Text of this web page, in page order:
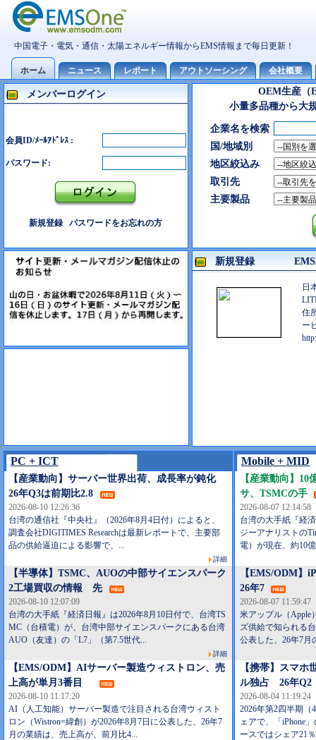
メンバーログイン
会員ID/ﾒｰﾙｱﾄﾞﾚｽ :
パスワード:
新規登録 パスワードをお忘れの方
OEM生産（
小量多品種から大
企業名を検索
国/地域別
地区絞込み
取引先
主要製品
新規登録 EMS/
日
住
ー
PC + ICT
【産業動向】サーバー世界出荷、成長率が鈍化
26年Q3は前期比2.8
2026-08-10 12:26:36
台湾の通信社『中央社』（2026年8月4日付）によると、
調査会社DIGITIMES Researchは最新レポートで、主要部
品の供給逼迫による影響で、...
詳細
【半導体】TSMC、AUOの中部サイエンスパーク
2工場買収の情報 先
2026-08-10 12:07:09
台湾の大手紙『経済日報』は2026年8月10日付で、台湾TS
MC（台積電）が、台湾中部サイエンスパークにある台湾
AUO（友達）の「L7」（第7.5世代...
詳細
【EMS/ODM】AIサーバー製造ウィストロン、売
上高が単月3番目
2026-08-10 11:17:20
AI（人工知能）サーバー製造で注目される台湾ウィスト
ロン（Wistron=緯創）が2026年8月7日に公表した、26年7
月の業績は、売上高が、前月比4...
Mobile + MID
【産業動向】
サ、TSMCの手
2026-08-07 12:14:58
台湾の大手紙『経
ジーアナリストの
電）が現在、約10
【EMS/ODM】
26年7
2026-08-07 11:59:47
米アップル（Apple
ズ供給で知られる
公表した、26年7
【携帯】スマホ
ル独占 26年
2026-08-04 11:19:24
2026年第2四半期
ェアで、「iPhone
ースではシェア21